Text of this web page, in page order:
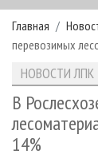
РУБРИКИ И
РУБРИКИ
НОВОСТИ
НОВОСТИ
НОВОСТИ
НОВОСТИ
ПРОЕКТЫ ЛПИ
АНАЛИТИКА
ЛЕСНЫЕ
АРХИВ
АРХИВ
СТАТЬИ
О ЖУРНАЛЕ
ПОДПИСКА
Главная
перевозимых
НОВОСТИ ЛПК
В
14%